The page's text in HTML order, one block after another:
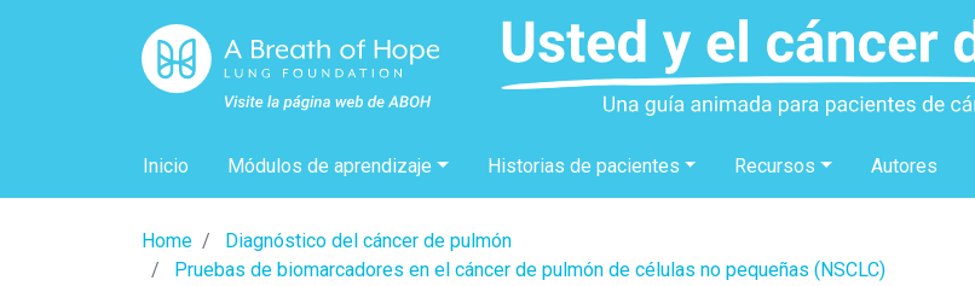
Inicio Módulos de aprendizaje Historias de pacientes Recursos Autores
Home
Diagnóstico del cáncer de pulmón
Pruebas de biomarcadores en el cáncer de pulmón de células no pequeñas (NSCLC)